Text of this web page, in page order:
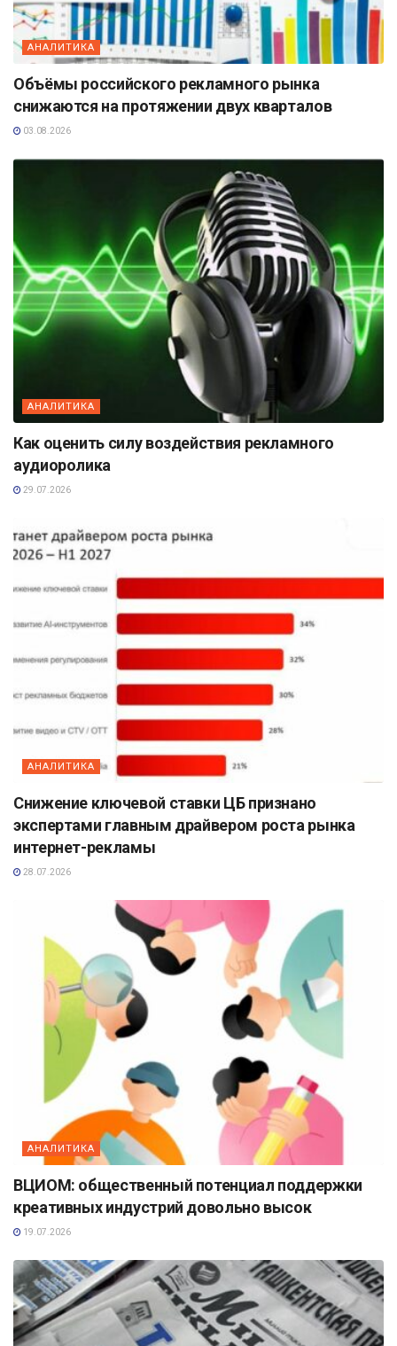
АНАЛИТИКА
Объёмы российского рекламного рынка
снижаются на протяжении двух кварталов
03.08.2026
АНАЛИТИКА
Как оценить силу воздействия рекламного
аудиоролика
29.07.2026
АНАЛИТИКА
Снижение ключевой ставки ЦБ признано
экспертами главным драйвером роста рынка
интернет-рекламы
28.07.2026
АНАЛИТИКА
ВЦИОМ: общественный потенциал поддержки
креативных индустрий довольно высок
19.07.2026